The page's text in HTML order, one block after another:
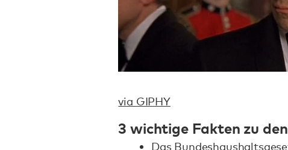
via GIPHY
3 wichtige Fakten zu
Das